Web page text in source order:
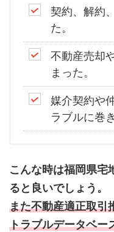
契約、解約
た。
不動産売却
まった。
媒介契約や
ラブルに巻
こんな時は福岡県宅
ると良いでしょう。
また不動産適正取引
トラブルデータベー